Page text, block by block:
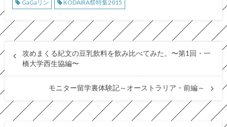
GaGaリン
KODAIRA祭特集2015
攻めまくる紀文の豆乳飲料を飲み比べてみた。〜第1回・一
橋大学西生協編〜
モニター留学裏体験記～オーストラリア・前編～